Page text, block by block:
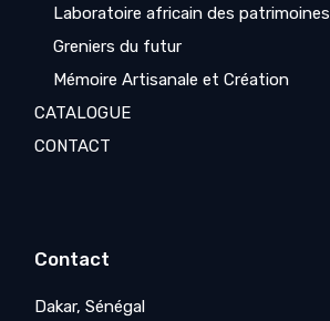
Laboratoire africain des patrimoines
Greniers du futur
Mémoire Artisanale et Création
CATALOGUE
CONTACT
Contact
Dakar, Sénégal